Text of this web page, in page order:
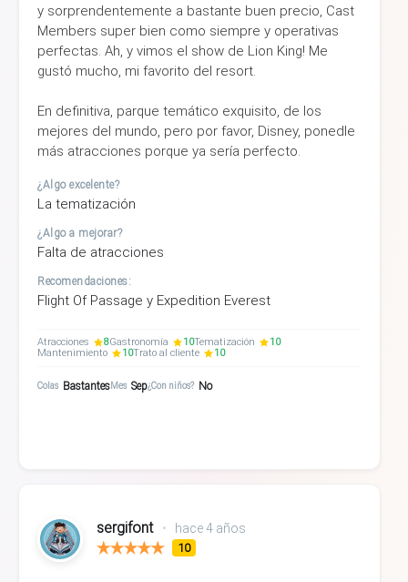
y sorprendentemente a bastante buen precio, Cast
Members super bien como siempre y operativas
perfectas. Ah, y vimos el show de Lion King! Me
gustó mucho, mi favorito del resort.
En definitiva, parque temático exquisito, de los
mejores del mundo, pero por favor, Disney, ponedle
más atracciones porque ya sería perfecto.
¿Algo excelente?
La tematización
¿Algo a mejorar?
Falta de atracciones
Recomendaciones:
Flight Of Passage y Expedition Everest
Atracciones 8Gastronomía 10Tematización
10
Mantenimiento
10Trato al cliente 10
Colas BastantesMes Sep¿Con niños? No
sergifont • hace 4 años
10